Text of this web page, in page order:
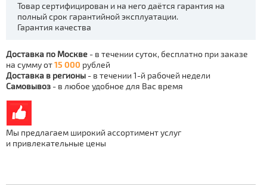
Товар сертифицирован и на него даётся гарантия на
полный срок гарантийной эксплуатации.
Гарантия качества
Доставка по Москве - в течении суток, бесплатно при заказе
на сумму от15 000 рублей
Доставка в регионы - в течении 1-й рабочей недели
Самовывоз - в любое удобное для Вас время
Мы предлагаем широкий ассортимент услуг
и привлекательные цены